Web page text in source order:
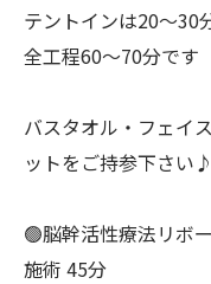
テントインは20〜30
全工程60〜70分です
バスタオル・フェイ
ットをご持参下さい♪
🟢脳幹活性療法リボ
施術 45分